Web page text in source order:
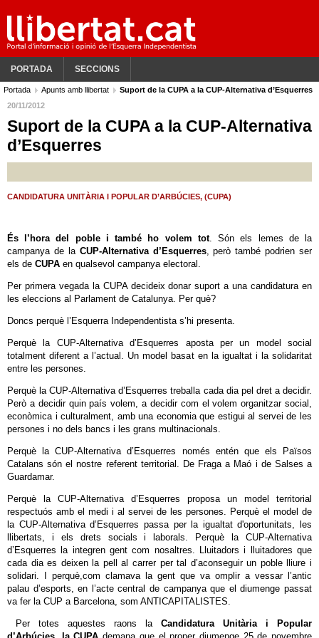
PORTADA SECCIONS
Portada Apunts amb llibertat
Suport de la CUPA a la CUP-Alternativa d’Esquerres
20/11/2012
Suport de la CUPA a la CUP-Alternativa
d’Esquerres
CANDIDATURA UNITÀRIA I POPULAR D’ARBÚCIES, (CUPA)
És l’hora del poble i també ho volem tot. Són els lemes de la
campanya de la CUP-Alternativa d’Esquerres, però també podrien ser
els de CUPA en qualsevol campanya electoral.
Per primera vegada la CUPA decideix donar suport a una candidatura en
les eleccions al Parlament de Catalunya. Per què?
Doncs perquè l’Esquerra Independentista s’hi presenta.
Perquè la CUP-Alternativa d’Esquerres aposta per un model social
totalment diferent a l’actual. Un model basat en la igualtat i la solidaritat
entre les persones.
Perquè la CUP-Alternativa d’Esquerres treballa cada dia pel dret a decidir.
Però a decidir quin país volem, a decidir com el volem organitzar social,
econòmica i culturalment, amb una economia que estigui al servei de les
persones i no dels bancs i les grans multinacionals.
Perquè la CUP-Alternativa d’Esquerres només entén que els Països
Catalans són el nostre referent territorial. De Fraga a Maó i de Salses a
Guardamar.
Perquè la CUP-Alternativa d’Esquerres proposa un model territorial
respectuós amb el medi i al servei de les persones. Perquè el model de
la CUP-Alternativa d’Esquerres passa per la igualtat d'oportunitats, les
llibertats, i els drets socials i laborals. Perquè la CUP-Alternativa
d’Esquerres la integren gent com nosaltres. Lluitadors i lluitadores que
cada dia es deixen la pell al carrer per tal d’aconseguir un poble lliure i
solidari. I perquè,com clamava la gent que va omplir a vessar l’antic
palau d’esports, en l’acte central de campanya que el diumenge passat
va fer la CUP a Barcelona, som ANTICAPITALISTES.
Per totes aquestes raons la Candidatura Unitària i Popular